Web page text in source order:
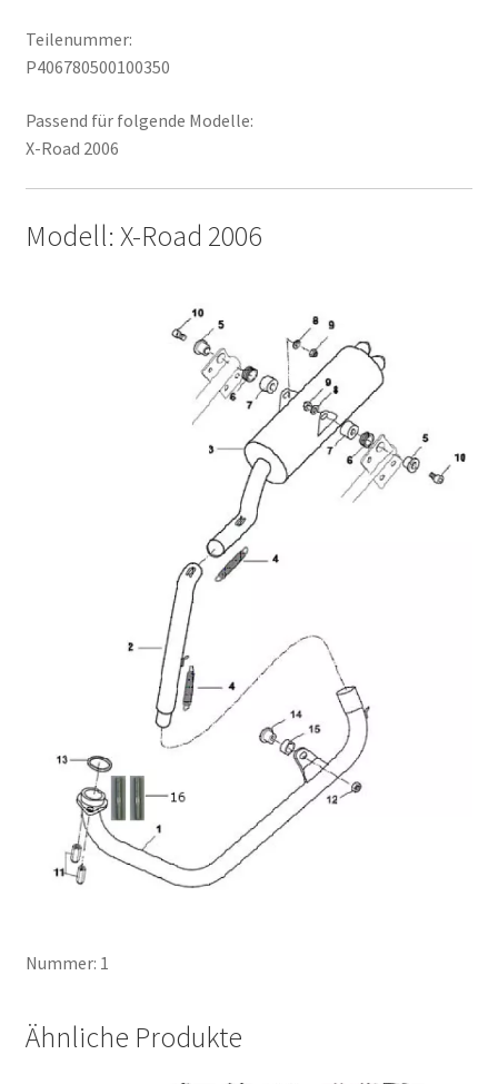
Teilenummer:
P406780500100350
Passend für folgende Modelle:
X-Road 2006
Modell: X-Road 2006
Nummer: 1
Ähnliche Produkte